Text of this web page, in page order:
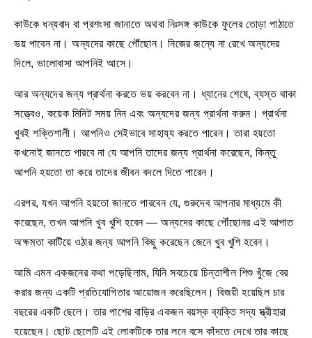
কাউকে ধন্যবাদ বা প্রশংসা জানাতে অথবা নিঃসঙ্গ কাউকে ফুলের তোড়া পাঠাতে
ভয় পাবেন না। অন্যদের কাছে পৌঁছোন। নিজের জন্যে না রেখে অন্যদের
দিলে, ভালোবাসা আপনিই আসে।
আর অন্যদের জন্য প্রার্থনা করতে ভয় করবেন না। ধ্যানের শেষে, ব্যস্ত থাকা
সত্ত্বেও, কয়েক মিনিট সময় নিন এবং অন্যদের জন্য প্রার্থনা করুন। প্রার্থনা
খুবই শক্তিশালী। আপনিও সেইভাবে সাহায্য করতে পারেন। তারা হয়তো
কখনোই জানতে পারবে না যে আপনি তাদের জন্য প্রার্থনা করেছেন, কিন্তু
আপনি হয়তো তা করে তাদের জীবন বদলে দিতে পারেন।
এরপর, যখন আপনি হয়তো জানতে পারবেন যে, গুরুদেব আপনার মাধ্যমে কী
করেছেন, তখন আপনি খুব খুশি হবেন — অন্যদের কাছে পৌঁছোনর এই আপাত
অক্ষমতা কাটিয়ে ওঠার জন্য আপনি কিছু করেছেন জেনে খুব খুশি হবেন।
আমি এমন একজনের কথা পড়েছিলাম, যিনি সবচেয়ে চিন্তাশীল শিশু খুঁজে বের
করার জন্য একটি প্রতিযোগিতার আয়োজন করেছিলেন। বিজয়ী হয়েছিল চার
বছরের একটি ছেলে। তার পাশের বাড়ির একজন বয়স্ক ব্যক্তি সদ্য স্ত্রীহারা
হয়েছেন। ছোট ছেলেটি এই লোকটিকে তার লনে বসে কাঁদতে দেখে তার কাছে